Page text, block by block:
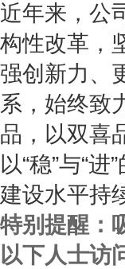
近年来，公
构性改革，
强创新力、
系，始终致
品，以双喜
以“稳”与“
建设水平持
特别提醒：
以下人士访